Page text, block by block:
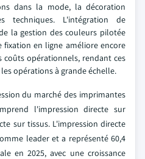
dans la mode, la décoration
techniques. L'intégration de
la gestion des couleurs pilotée
fixation en ligne améliore encore
opérationnels, rendant ces
opérations à grande échelle.
du marché des imprimantes
l'impression directe sur
sur tissus. L'impression directe
leader et a représenté 60,4
en 2025, avec une croissance